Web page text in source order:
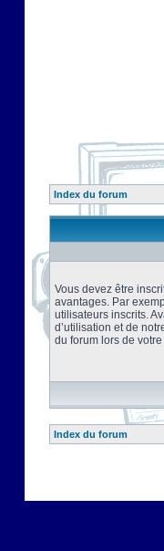
Index du forum
Vous devez être
avantages. Par
utilisateurs inscrits.
d’utilisation et de
du forum lors de
Index du forum